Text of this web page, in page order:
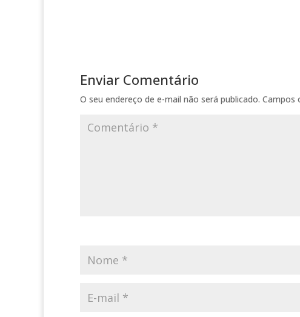
Enviar Comentário
O seu endereço de e-mail não será publicado. Campos